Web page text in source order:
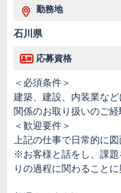
勤務地
石川県
応募資格
＜必須条件＞
建築、建設、内装業な
関係のお取り扱いのご経
＜歓迎要件＞
上記の仕事で日常的に
※お客様と話をし、課題
りの過程に関わること